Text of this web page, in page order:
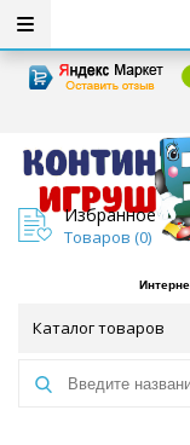
Избранное
Товаров (0)
Каталог товаров